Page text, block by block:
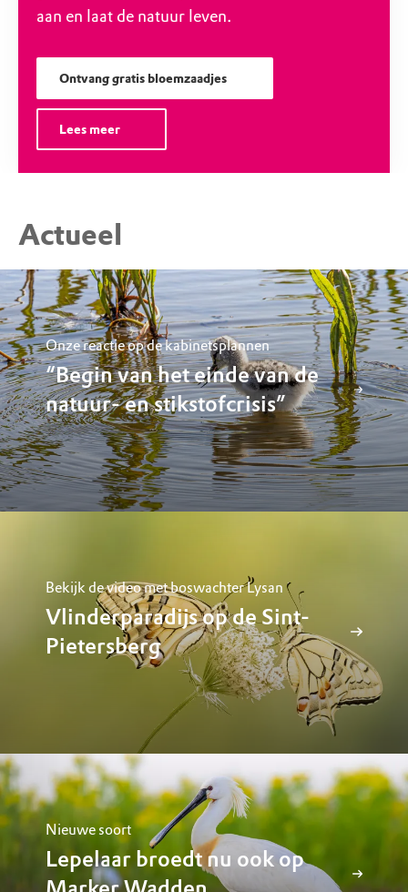
aan en laat de natuur leven.
Ontvang gratis bloemzaadjes
Lees meer
Actueel
Onze reactie op de kabinetsplannen
“Begin van het einde van de
natuur- en stikstofcrisis”
Bekijk de video met boswachter Lysan
Vlinderparadijs op de Sint-
Pietersberg
Nieuwe soort
Lepelaar broedt nu ook op